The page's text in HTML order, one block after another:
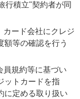
行積立"契約者が同
カード会社にクレジ
額等の確認を行う
員規約等に基づい
ットカードを指
に定める取り扱い